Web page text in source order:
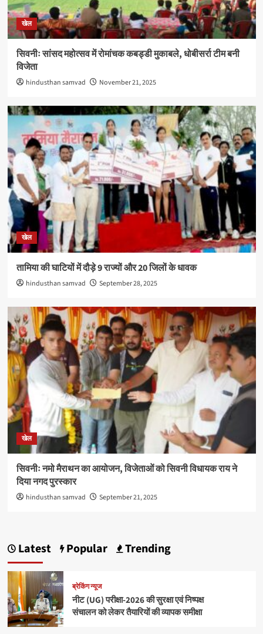
खेल
सिवनीः सांसद महोत्सव में रोमांचक कबड्डी मुकाबले, धोबीसर्रा टीम बनी
विजेता
hindusthan samvad November 21, 2025
खेल
तामिया की घाटियों में दौड़े 9 राज्यों और 20 जिलों के धावक
hindusthan samvad September 28, 2025
खेल
सिवनीः नमो मैराथन का आयोजन, विजेताओं को सिवनी विधायक राय ने
दिया नगद पुरस्कार
hindusthan samvad September 21, 2025
Latest Popular Trending
ब्रेकिंग न्यूज
नीट (UG) परीक्षा-2026 की सुरक्षा एवं निष्पक्ष
संचालन को लेकर तैयारियों की व्यापक समीक्षा